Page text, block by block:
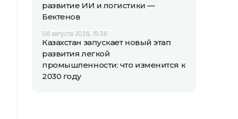
развитие ИИ и логистики —
Бектенов
06 августа 2026, 15:36
Казахстан запускает новый этап
развития легкой
промышленности: что изменится к
2030 году